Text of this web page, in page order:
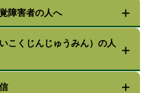
障害者の人へ
こくじんじゅうみん）の人